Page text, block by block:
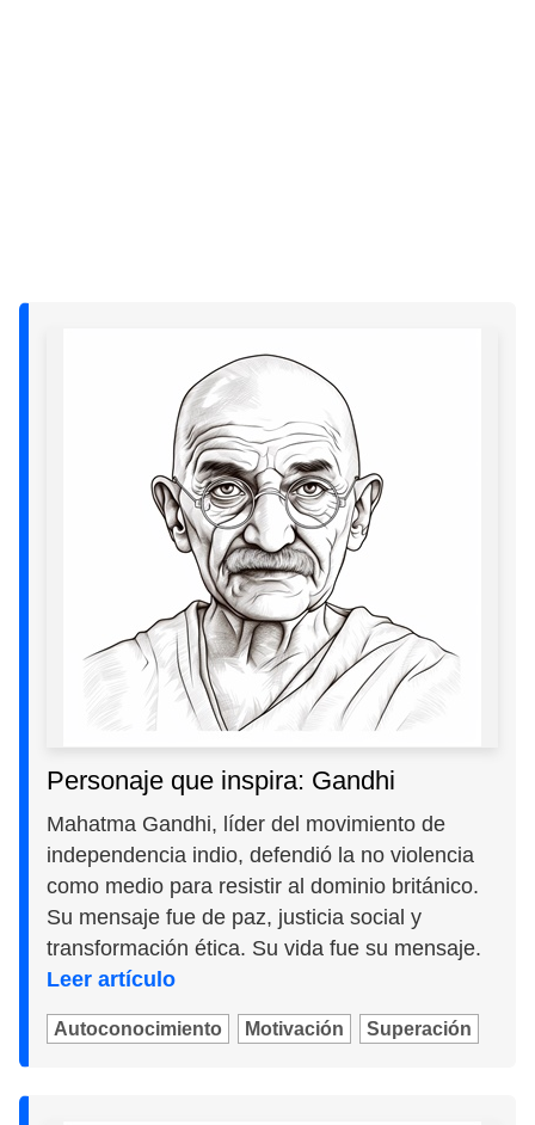
Personaje que inspira: Gandhi
Mahatma Gandhi, líder del movimiento de
independencia indio, defendió la no violencia
como medio para resistir al dominio británico.
Su mensaje fue de paz, justicia social y
transformación ética. Su vida fue su mensaje.
Leer artículo
Autoconocimiento Motivación Superación